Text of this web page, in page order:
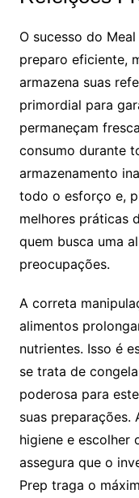
O sucesso do
preparo eficiente,
armazena suas
primordial para
permaneçam
consumo durante
armazenamento
todo o esforço e,
melhores práticas
quem busca uma
preocupações.
A correta
alimentos
nutrientes. Isso é
se trata de
poderosa para
suas preparações.
higiene e escolher
assegura que o
Prep traga o